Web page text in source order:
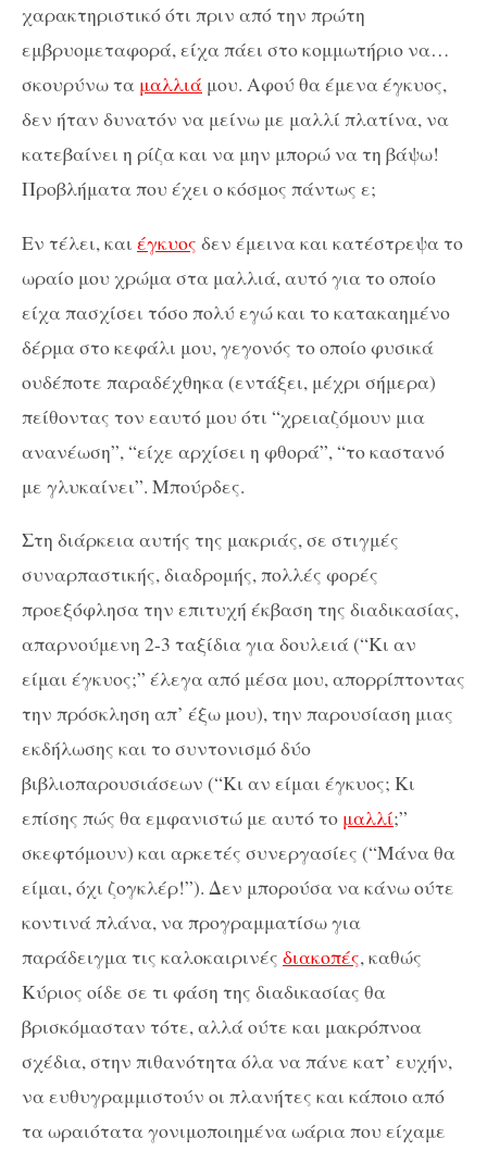
χαρακτηριστικό ότι πριν από την πρώτη
εμβρυομεταφορά, είχα πάει στο κομμωτήριο να…
σκουρύνω τα μαλλιά μου. Αφού θα έμενα έγκυος,
δεν ήταν δυνατόν να μείνω με μαλλί πλατίνα, να
κατεβαίνει η ρίζα και να μην μπορώ να τη βάψω!
Προβλήματα που έχει ο κόσμος πάντως ε;
Εν τέλει, και έγκυος δεν έμεινα και κατέστρεψα το
ωραίο μου χρώμα στα μαλλιά, αυτό για το οποίο
είχα πασχίσει τόσο πολύ εγώ και το κατακαημένο
δέρμα στο κεφάλι μου, γεγονός το οποίο φυσικά
ουδέποτε παραδέχθηκα (εντάξει, μέχρι σήμερα)
πείθοντας τον εαυτό μου ότι “χρειαζόμουν μια
ανανέωση”, “είχε αρχίσει η φθορά”, “το καστανό
με γλυκαίνει”. Μπούρδες.
Στη διάρκεια αυτής της μακριάς, σε στιγμές
συναρπαστικής, διαδρομής, πολλές φορές
προεξόφλησα την επιτυχή έκβαση της διαδικασίας,
απαρνούμενη 2-3 ταξίδια για δουλειά (“Κι αν
είμαι έγκυος;” έλεγα από μέσα μου, απορρίπτοντας
την πρόσκληση απ’ έξω μου), την παρουσίαση μιας
εκδήλωσης και το συντονισμό δύο
βιβλιοπαρουσιάσεων (“Κι αν είμαι έγκυος; Κι
επίσης πώς θα εμφανιστώ με αυτό το μαλλί;”
σκεφτόμουν) και αρκετές συνεργασίες (“Μάνα θα
είμαι, όχι ζογκλέρ!”). Δεν μπορούσα να κάνω ούτε
κοντινά πλάνα, να προγραμματίσω για
παράδειγμα τις καλοκαιρινές διακοπές, καθώς
Κύριος οίδε σε τι φάση της διαδικασίας θα
βρισκόμασταν τότε, αλλά ούτε και μακρόπνοα
σχέδια, στην πιθανότητα όλα να πάνε κατ’ ευχήν,
να ευθυγραμμιστούν οι πλανήτες και κάποιο από
τα ωραιότατα γονιμοποιημένα ωάρια που είχαμε